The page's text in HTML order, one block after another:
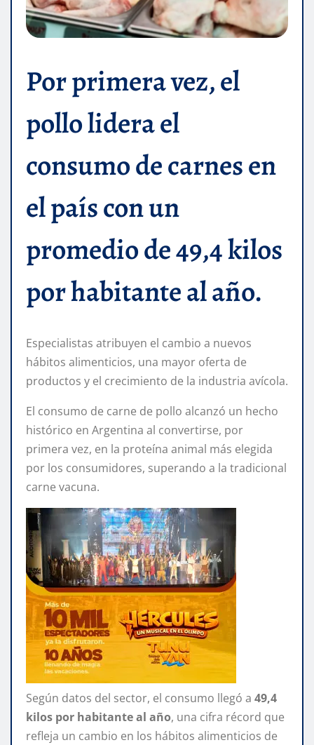
Por primera vez, el
pollo lidera el
consumo de carnes en
el país con un
promedio de 49,4 kilos
por habitante al año.
Especialistas atribuyen el cambio a nuevos
hábitos alimenticios, una mayor oferta de
productos y el crecimiento de la industria avícola.
El consumo de carne de pollo alcanzó un hecho
histórico en Argentina al convertirse, por
primera vez, en la proteína animal más elegida
por los consumidores, superando a la tradicional
carne vacuna.
Según datos del sector, el consumo llegó a 49,4
kilos por habitante al año, una cifra récord que
refleja un cambio en los hábitos alimenticios de